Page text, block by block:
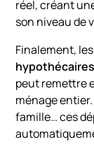
réel, créant
son niveau de
Finalement, les
peut remettre
ménage
famille… ces